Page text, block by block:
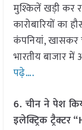
मुश्किलें खड़ी कर
कारोबारियों का
कंपनियां, खासकर
भारतीय बाजार
पढ़े….
6. चीन ने पेश
इलेक्ट्रिक ट्रैक्टर